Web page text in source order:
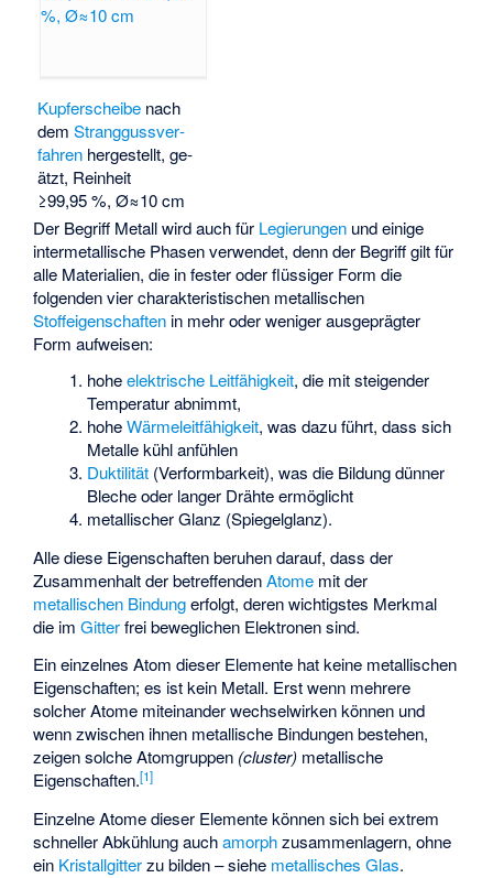
Kupferscheibe nach
demStrang­guss­ver­
fahren her­gestellt, ge­
ätzt, Reinheit
≥99,95 %, Ø≈10 cm
Der Begriff Metall wird auch für Legierungen und einige
intermetallische Phasenverwendet, denn der Begriff gilt für
alle Materialien, die in fester oder flüssiger Form die
folgenden vier charakteristischen metallischen
Stoffeigenschaften in mehr oder weniger ausgeprägter
Form aufweisen:
hoheelektrische Leitfähigkeit, die mit steigender
Temperatur abnimmt,
hoheWärmeleitfähigkeit, was dazu führt, dass sich
Metalle kühl anfühlen
Duktilität (Verformbarkeit), was die Bildung dünner
Bleche oder langer Drähte ermöglicht
metallischer Glanz (Spiegelglanz).
Alle diese Eigenschaften beruhen darauf, dass der
Zusammenhalt der betreffendenAtome mit der
metallischen Bindungerfolgt, deren wichtigstes Merkmal
die imGitterfrei beweglichen Elektronen sind.
Ein einzelnes Atom dieser Elemente hat keine metallischen
Eigenschaften; es ist kein Metall. Erst wenn mehrere
solcher Atome miteinander wechselwirken können und
wenn zwischen ihnen metallische Bindungen bestehen,
zeigen solche Atomgruppen (cluster) metallische
Eigenschaften.[1]
Einzelne Atome dieser Elemente können sich bei extrem
schneller Abkühlung auchamorphzusammenlagern, ohne
ein Kristallgitterzu bilden – siehe metallisches Glas.